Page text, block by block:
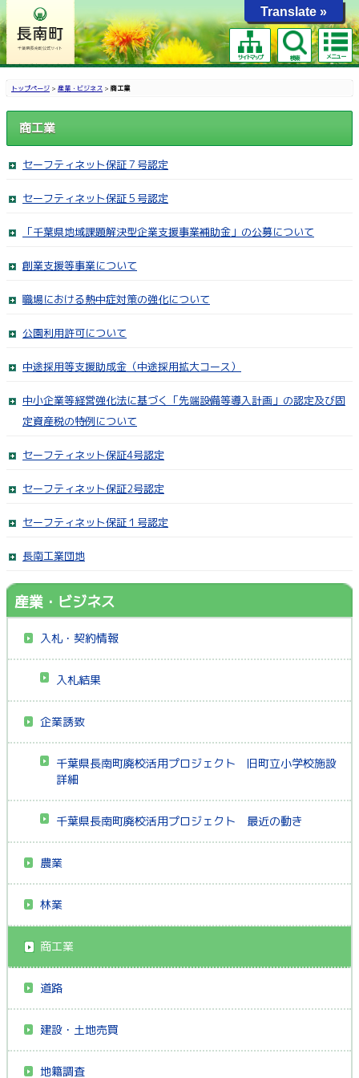
サイトマップ 検索 メニュー
トップページ > 産業・ビジネス > 商工業
商工業
セーフティネット保証７号認定
セーフティネット保証５号認定
「千葉県地域課題解決型企業支援事業補助金」の公募について
創業支援等事業について
職場における熱中症対策の強化について
公園利用許可について
中途採用等支援助成金（中途採用拡大コース）
中小企業等経営強化法に基づく「先端設備等導入計画」の認定及び固
定資産税の特例について
セーフティネット保証4号認定
セーフティネット保証2号認定
セーフティネット保証１号認定
長南工業団地
産業・ビジネス
入札・契約情報
入札結果
企業誘致
千葉県長南町廃校活用プロジェクト 旧町立小学校施設
詳細
千葉県長南町廃校活用プロジェクト 最近の動き
農業
林業
商工業
道路
建設・土地売買
地籍調査
Translate »